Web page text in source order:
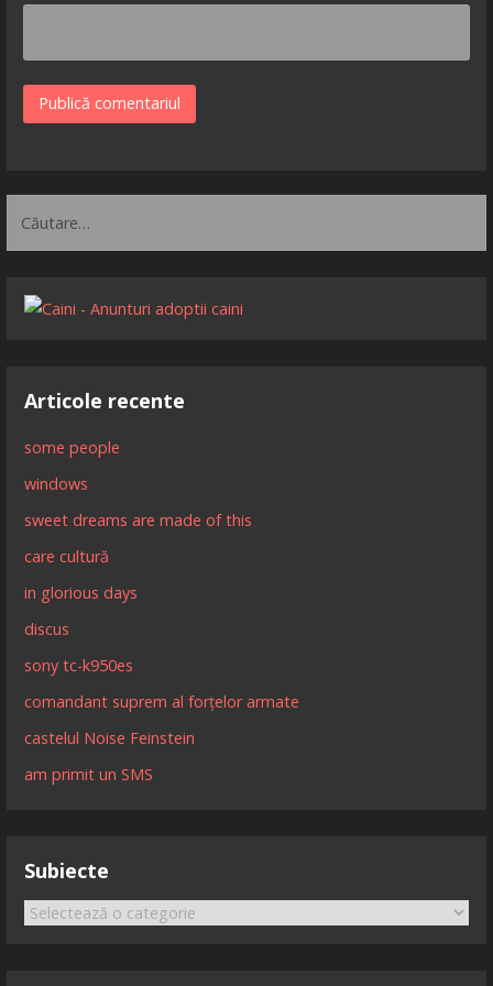
după:
Articole recente
some people
windows
sweet dreams are made of this
care cultură
in glorious days
discus
sony tc-k950es
comandant suprem al forțelor armate
castelul Noise Feinstein
am primit un SMS
Subiecte
Subiecte